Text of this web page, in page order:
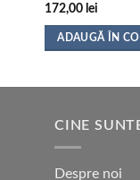
172,00 lei
ADAUGĂ ÎN
CINE
Despre noi